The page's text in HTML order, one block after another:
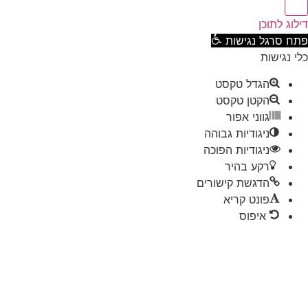
לתוכן
סרגל נגישות
נגישות
הגדל טקסט
הקטן טקסט
גווני אפור
ניגודיות גבוהה
ניגודיות הפוכה
רקע בהיר
הדגשת קישורים
פונט קריא
איפוס